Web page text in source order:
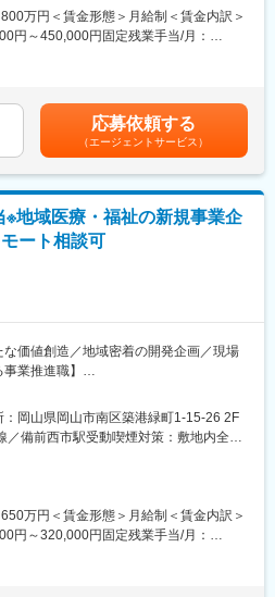
にコンビニ、書店あり。
貨店・銀行・郵便局があり便利です。
につなげています。
の事務局ですので休日の呼び出しやドク
ぶ為、契約単価が非常に高くなりま
求めるような営業ではなく、提案から
かりと対応し、顧客との関係を構築す
イルです。
成率で決まり、昨年度の賞与平均は4.8ヵ
には決算賞与を支給します。頑張った分
仕組みです。
いるため、同じ医療機関として信頼性も
境です。
販売、不動産物件の賃貸及び管理を主業
。超高齢者社会をむかえた昨今、医療
万円＜賃金形態＞月給制＜賃金内訳＞
円～450,000円固定残業手当/月：
・年齢・経験など考慮の上決定します。
て支給する場合あり賃金はあくまでも
通じて上下する可能性があります。月
た表記です。
応募依頼する
（エージェントサービス）
※地域医療・福祉の新規事業企
ート相談可
な価値創造／地域密着の開発企画／現場
業推進職】
リアで調剤薬局と介護事業所を展開
題解決に貢献しています。開発企画室で
保障制度の変化に柔軟に対応し、医療・
しいサービスや事業の企画・推進を担
い業務として、地域の「安心」と利便性
：岡山県岡山市南区築港緑町1-15-26 2F
／備前西市駅受動喫煙対策：敷地内全面
万円＜賃金形態＞月給制＜賃金内訳＞
円～320,000円固定残業手当/月：